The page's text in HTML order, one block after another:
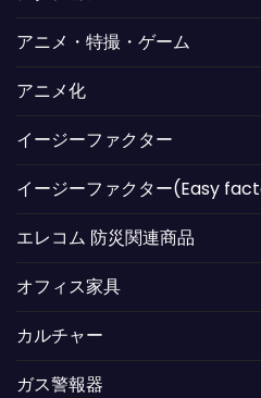
アニメ・特撮・ゲーム
アニメ化
イージーファクター
イージーファクター(Easy
エレコム 防災関連商品
オフィス家具
カルチャー
ガス警報器